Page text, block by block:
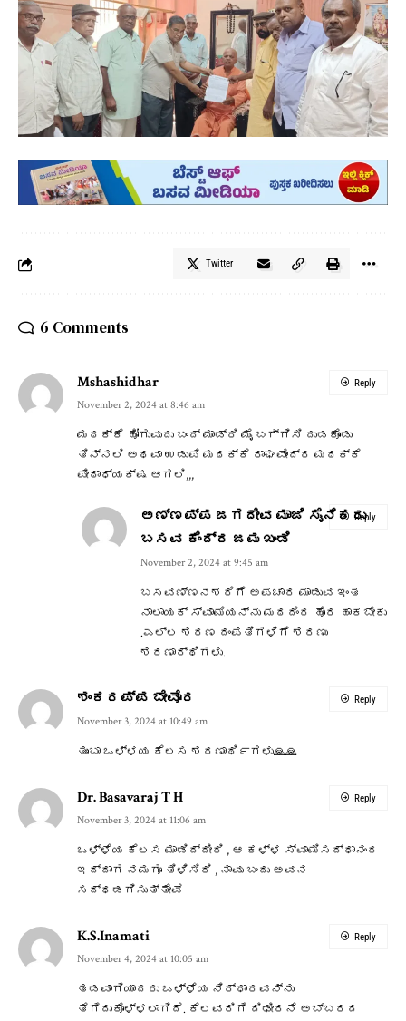
Twitter
6 Comments
Mshashidhar
November 2, 2024 at 8:46 am
ಮಠಕ್ಕೆ ಹೋಗುವುದು ಬಂದ್ ಮಾಡ್ರಿ ಮೈ ಬಗ್ಗಿಸಿ ದುಡಕೊಂಡು
ತಿನ್ನಲಿ ಅಥವಾ ಉಡುಪಿ ಮಠಕ್ಕೆ ರಾಘವೇಂದ್ರ ಮಠಕ್ಕೆ
ಪೀಠಾಧ್ಯಕ್ಷ ಆಗಲಿ,,,
Reply
ಅಣ್ಣಪ್ಪ ಜಗದೇ‌ವ ಮಾಜಿ ಸೈನಿಕರು
ಬಸವ ಕೆಂದ್ರ ಜಮಖಂಡಿ
November 2, 2024 at 9:45 am
ಬಸವಣ್ಣನಶರಿಗೆ ಅಪಚಾರ ಮಾಡುವ ಇಂತ
ನಾಲಾಯಕ್ ಸ್ವಾಮಿಯನ್ನು ಮಠದಿಂದ ಹೊರ ಹಾಕಬೇಕು
.ಎಲ್ಲ ಶರಣ ದಂಪತಿಗಳಿಗೆ ಶರಣು
ಶರಣಾರ್ಥಿಗಳು.
Reply
ಶಂಕರಪ್ಪ ಬೇವೊರ
November 3, 2024 at 10:49 am
ತುಂಬಾ ಒಳ್ಳಯ ಕೆಲಸ ಶರಣಾಥಿ೯ಗಳು🙏🙏
Reply
Dr. Basavaraj T H
November 3, 2024 at 11:06 am
ಒಳ್ಳೆಯ ಕೆಲಸ ಮಾಡಿದ್ದೀರಿ , ಆ ಕಳ್ಳ ಸ್ವಾಮಿಸದ್ಧಾನಂದ
ಇದ್ದಾಗ ನಮಗೂ ತಿಳಿಸಿರಿ , ನಾವು ಬಂದು ಅವನ
ಸದ್ಧಡಗಿಸುತ್ತೇವೆ
Reply
K.S.Inamati
November 4, 2024 at 10:05 am
ತಡವಾಗಿಯಾದರು ಒಳ್ಳೆಯ ನಿರ್ಧಾರವನ್ನು
ತೆಗೆದುಕೊಳ್ಳಲಾಗಿದೆ. ಕೆಲವರಿಗೆ ದಿಢೀರನೆ ಅಬ್ಬರದ
Reply